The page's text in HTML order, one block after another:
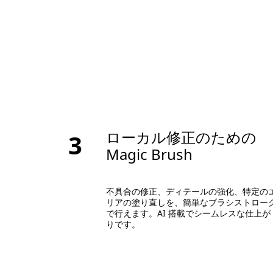
3
ローカル修正のための
Magic Brush
不具合の修正、ディテールの強化、特定の
リアの塗り直しを、簡単なブラシストロー
で行えます。AI 搭載でシームレスな仕上が
りです。